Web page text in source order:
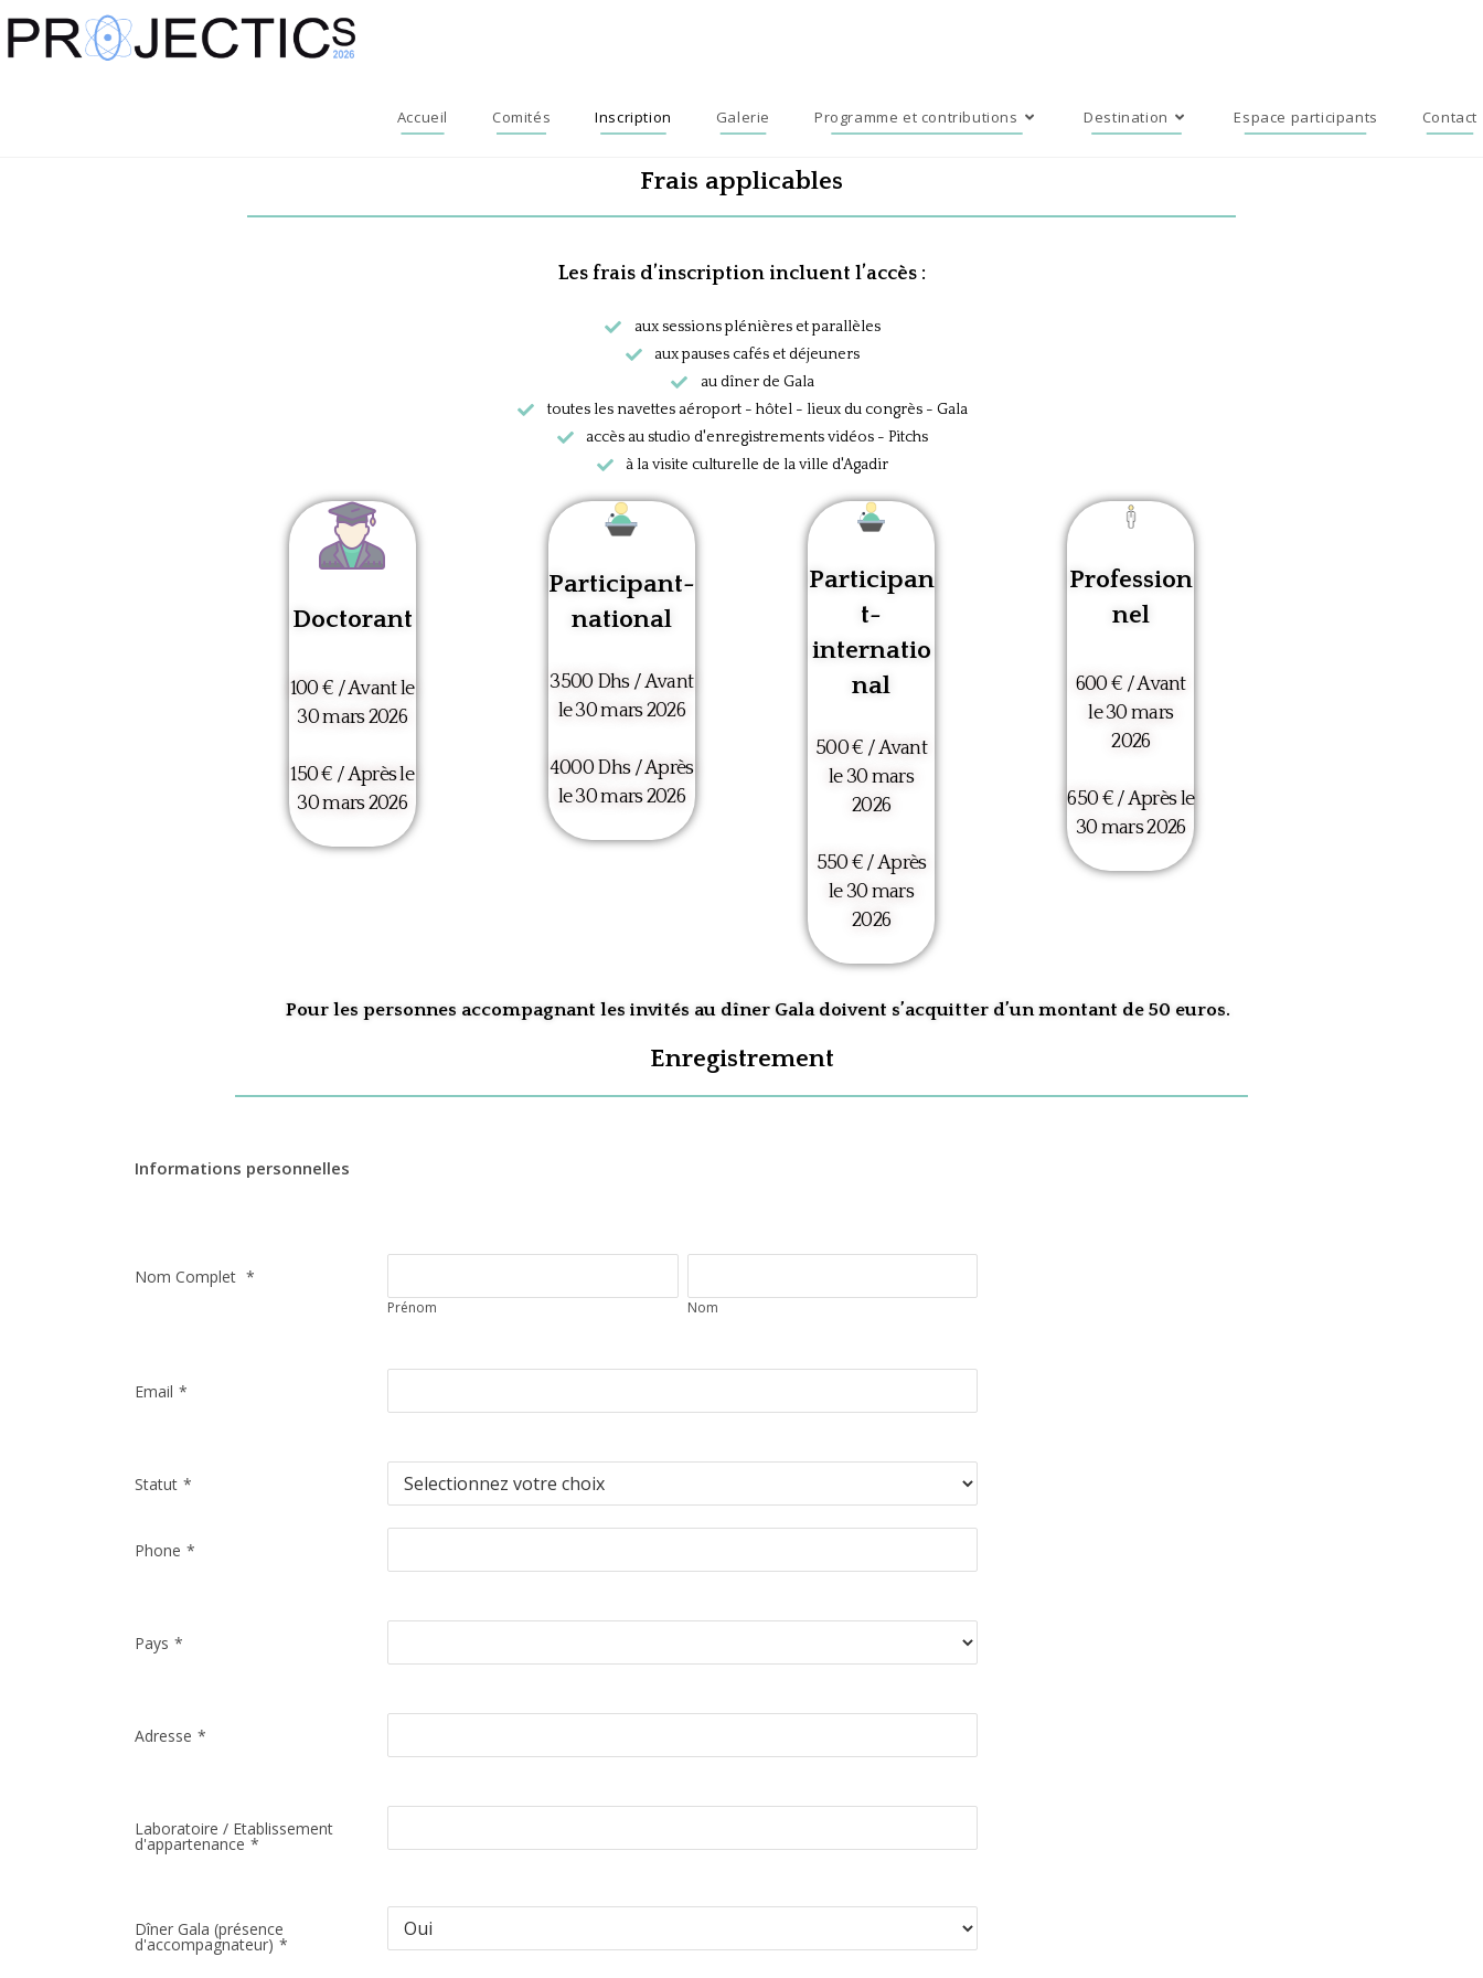
Accueil Comités Inscription Galerie Programme et contributions Destination Espace participants Contact
Frais applicables
Les frais d’inscription incluent l’accès :
aux sessions plénières et parallèles
aux pauses cafés et déjeuners
au dîner de Gala
toutes les navettes aéroport - hôtel - lieux du congrès - Gala
accès au studio d'enregistrements vidéos - Pitchs
à la visite culturelle de la ville d'Agadir
Doctorant
100 € / Avant le
30 mars 2026
150 € / Après le
30 mars 2026
Participant-
national
3500 Dhs / Avant
le 30 mars 2026
4000 Dhs / Après
le 30 mars 2026
Participan
t-
internatio
nal
500 € / Avant
le 30 mars
2026
550 € / Après
le 30 mars
2026
Profession
nel
600 € / Avant
le 30 mars
2026
650 € / Après le
30 mars 2026
Pour les personnes accompagnant les invités au dîner Gala doivent s’acquitter d’un montant de 50 euros.
Enregistrement
Informations personnelles
Nom Complet *
Prénom Nom
Email *
Statut *
Phone *
Pays *
Adresse *
Laboratoire / Etablissement
d'appartenance *
Dîner Gala (présence
d'accompagnateur) *